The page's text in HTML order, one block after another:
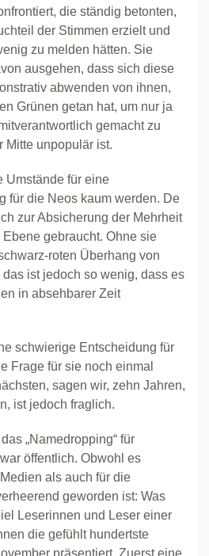
die ständig betonten,
der Stimmen erzielt und
zu melden hätten. Sie
ausgehen, dass sich diese
abwenden von ihnen,
Grünen getan hat, um nur ja
gemacht zu
Mitte unpopulär ist.
Umstände für eine
für die Neos kaum werden. De
zur Absicherung der Mehrheit
gebraucht. Ohne sie
roten Überhang von
ist jedoch so wenig, dass es
in absehbarer Zeit
schwierige Entscheidung für
Frage für sie noch einmal
sagen wir, zehn Jahren,
ist jedoch fraglich.
„Namedropping“ für
öffentlich. Obwohl es
als auch für die
geworden ist: Was
Leserinnen und Leser einer
die gefühlt hundertste
präsentiert. Zuerst eine